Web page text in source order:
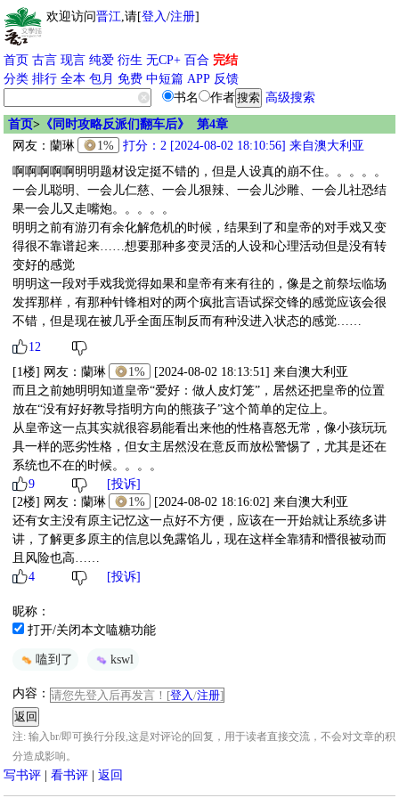
欢迎访问晋江,请[登入/注册]
首页 古言 现言 纯爱 衍生 无CP+ 百合 完结
分类 排行 全本 包月 免费 中短篇 APP 反馈
书名
作者
高级搜索
首页> 《同时攻略反派们翻车后》 第4章
网友： 蘭琳 1%
打分：2 [2024-08-02 18:10:56] 来自澳大利亚
啊啊啊啊啊明明题材设定挺不错的，但是人设真的崩不住。。。。。
一会儿聪明、一会儿仁慈、一会儿狠辣、一会儿沙雕、一会儿社恐结
果一会儿又走嘴炮。。。。。
明明之前有游刃有余化解危机的时候，结果到了和皇帝的对手戏又变
得很不靠谱起来……想要那种多变灵活的人设和心理活动但是没有转
变好的感觉
明明这一段对手戏我觉得如果和皇帝有来有往的，像是之前祭坛临场
发挥那样，有那种针锋相对的两个疯批言语试探交锋的感觉应该会很
不错，但是现在被几乎全面压制反而有种没进入状态的感觉……
12
[1楼] 网友： 蘭琳 1%
[2024-08-02 18:13:51] 来自澳大利亚
而且之前她明明知道皇帝“爱好：做人皮灯笼”，居然还把皇帝的位置
放在“没有好好教导指明方向的熊孩子”这个简单的定位上。
从皇帝这一点其实就很容易能看出来他的性格喜怒无常，像小孩玩玩
具一样的恶劣性格，但女主居然没在意反而放松警惕了，尤其是还在
系统也不在的时候。。。。
9
[投诉]
[2楼] 网友： 蘭琳 1%
[2024-08-02 18:16:02] 来自澳大利亚
还有女主没有原主记忆这一点好不方便，应该在一开始就让系统多讲
讲，了解更多原主的信息以免露馅儿，现在这样全靠猜和懵很被动而
且风险也高……
4
[投诉]
昵称：
打开/关闭本文嗑糖功能
嗑到了 kswl
内容： 请您先登入后再发言！[登入/注册]
注: 输入br/即可换行分段,这是对评论的回复，用于读者直接交流，不会对文章的积
分造成影响。
写书评 看书评 返回